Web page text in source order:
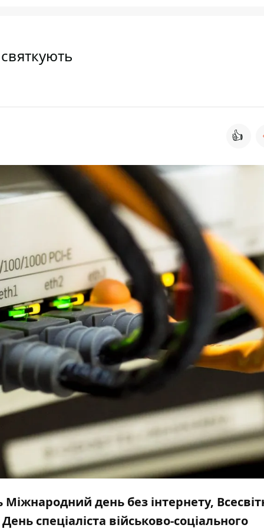
👍
Міжнародний день без інтернету,
спеціаліста військово-соціального